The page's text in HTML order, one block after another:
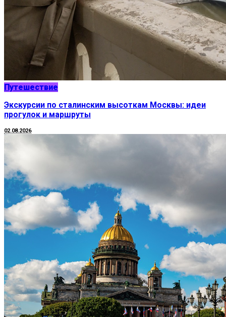
Путешествие
Экскурсии по сталинским высоткам Москвы: идеи
прогулок и маршруты
02.08.2026